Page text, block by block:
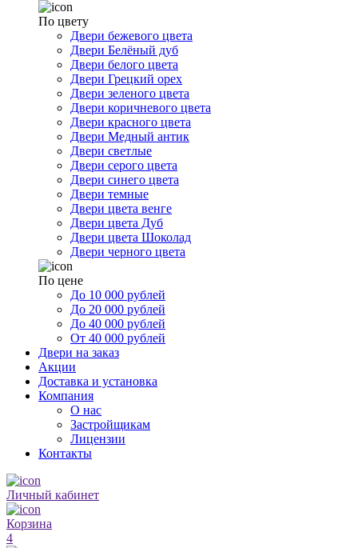
По цвету
Двери бежевого цвета
Двери Белёный дуб
Двери белого цвета
Двери Грецкий орех
Двери зеленого цвета
Двери коричневого цвета
Двери красного цвета
Двери Медный антик
Двери светлые
Двери серого цвета
Двери синего цвета
Двери темные
Двери цвета венге
Двери цвета Дуб
Двери цвета Шоколад
Двери черного цвета
По цене
До 10 000 рублей
До 20 000 рублей
До 40 000 рублей
От 40 000 рублей
Двери на заказ
Акции
Доставка и установка
Компания
О нас
Застройщикам
Лицензии
Контакты
Личный кабинет
Корзина
4